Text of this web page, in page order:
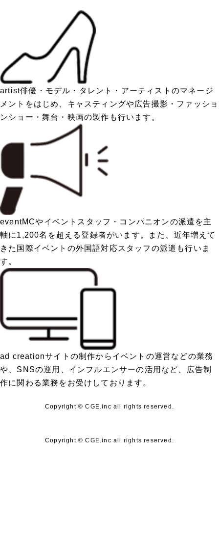
artist俳優・モデル・タレント・アーティストのマネージ
メントをはじめ、キャスティングや広告撮影・ファッショ
ンショー・舞台・映画の製作も行います。
eventMCやイベントスタッフ・コンパニオンの派遣を主
軸に1,200名を超える登録者がいます。また、近年増えて
きた国際イベントの外国語対応スタッフの派遣も行いま
す。
ad creationサイトの制作からイベントの運営などの業務
や、SNSの運用、インフルエンサーの活用など、広告制
作に関わる業務をお受けしております。
Copyright © CGE.inc all rights reserved.
Copyright © CGE.inc all rights reserved.